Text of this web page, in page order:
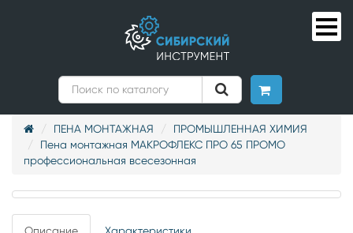
ПЕНА МОНТАЖНАЯ
ПРОМЫШЛЕННАЯ ХИМИЯ
Пена монтажная МАКРОФЛЕКС ПРО 65 ПРОМО
профессиональная всесезонная